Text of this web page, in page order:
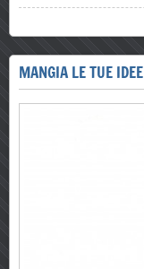
MANGIA LE TUE IDEE